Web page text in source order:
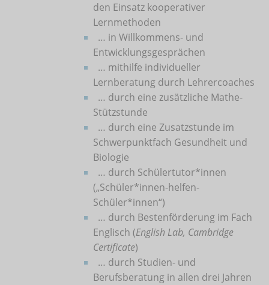
den Einsatz kooperativer
Lernmethoden
… in Willkommens- und
Entwicklungsgesprächen
… mithilfe individueller
Lernberatung durch Lehrercoaches
… durch eine zusätzliche Mathe-
Stützstunde
… durch eine Zusatzstunde im
Schwerpunktfach Gesundheit und
Biologie
… durch Schülertutor*innen
(„Schüler*innen-helfen-
Schüler*innen“)
… durch Bestenförderung im Fach
Englisch (English Lab, Cambridge
Certificate)
… durch Studien- und
Berufsberatung in allen drei Jahren